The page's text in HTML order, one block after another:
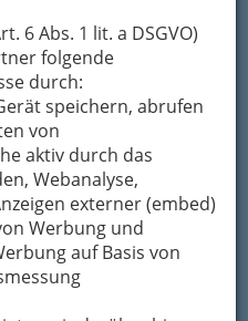
6 Abs. 1 lit. a DSGVO)
folgende
durch:
speichern, abrufen
von
aktiv durch das
Webanalyse,
externer (embed)
Werbung und
auf Basis von
Energie im Körper
fließen –
ebenso harmonisch
die Bewegungen